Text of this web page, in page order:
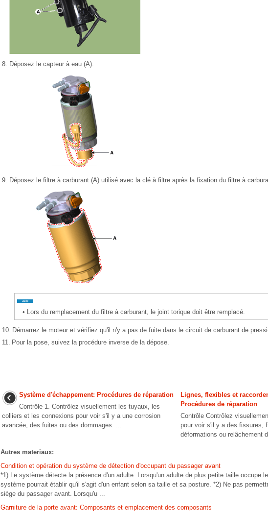
8. Déposez le capteur à eau (A).
9. Déposez le filtre à carburant (A) utilisé avec la clé à filtre après la fixation du filtre à
• Lors du remplacement du filtre à carburant, le joint torique doit être remplacé.
10. Démarrez le moteur et vérifiez qu'il n'y a pas de fuite dans le circuit de carburant de
11. Pour la pose, suivez la procédure inverse de la dépose.
Système d′échappement: Procédures de réparation
Contrôle 1. Contrôlez visuellement les tuyaux, les
colliers et les connexions pour voir s'il y a une corrosion
avancée, des fuites ou des dommages. ...
Lignes, flexibles et
Procédures de réparation
Contrôle Contrôlez
pour voir s'il y a des fissures,
déformations ou relâchement
Autres materiaux:
Condition et opération du système de détection d'occupant du passager avant
*1) Le système détecte la présence d'un adulte. Lorsqu'un adulte de plus petite taille occupe
système pourrait établir qu'il s'agit d'un enfant selon sa taille et sa posture. *2) Ne pas
siège du passager avant. Lorsqu'u ...
Garniture de la porte avant: Composants et emplacement des composants